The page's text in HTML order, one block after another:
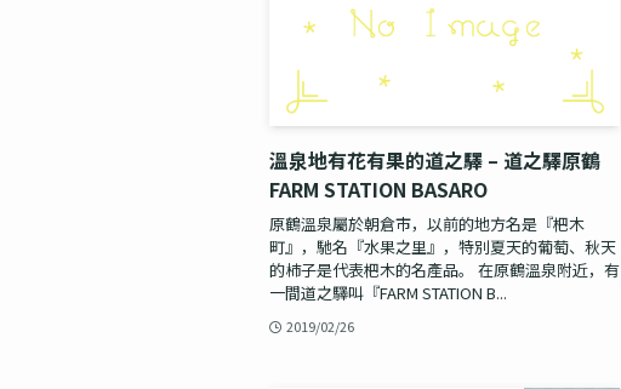
溫泉地有花有果的道之驛 – 道之驛原鶴
FARM STATION BASARO
原鶴溫泉屬於朝倉市，以前的地方名是『杷木
町』，馳名『水果之里』，特別夏天的葡萄、秋天
的柿子是代表杷木的名產品。 在原鶴溫泉附近，有
一間道之驛叫『FARM STATION B...
2019/02/26